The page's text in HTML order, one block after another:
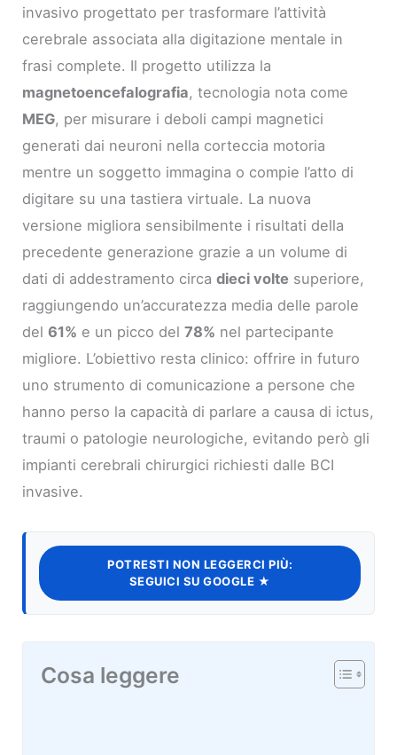
invasivo progettato per trasformare l’attività
cerebrale associata alla digitazione mentale in
frasi complete. Il progetto utilizza la
magnetoencefalografia, tecnologia nota come
MEG, per misurare i deboli campi magnetici
generati dai neuroni nella corteccia motoria
mentre un soggetto immagina o compie l’atto di
digitare su una tastiera virtuale. La nuova
versione migliora sensibilmente i risultati della
precedente generazione grazie a un volume di
dati di addestramento circadieci volte superiore,
raggiungendo un’accuratezza media delle parole
del61% e un picco del78% nel partecipante
migliore. L’obiettivo resta clinico: offrire in futuro
uno strumento di comunicazione a persone che
hanno perso la capacità di parlare a causa di ictus,
traumi o patologie neurologiche, evitando però gli
impianti cerebrali chirurgici richiesti dalle BCI
invasive.
POTRESTI NON LEGGERCI PIÙ:
SEGUICI SU GOOGLE ★
Cosa leggere